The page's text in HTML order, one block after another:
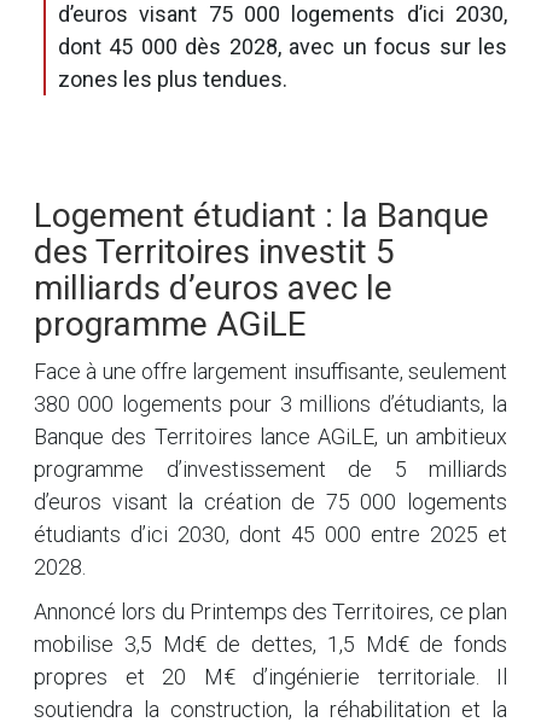
d’euros visant 75 000 logements d’ici 2030,
dont 45 000 dès 2028, avec un focus sur les
zones les plus tendues.
Logement étudiant : la Banque
des Territoires investit 5
milliards d’euros avec le
programme AGiLE
Face à une offre largement insuffisante, seulement
380 000 logements pour 3 millions d’étudiants, la
Banque des Territoires lance AGiLE, un ambitieux
programme d’investissement de 5 milliards
d’euros visant la création de 75 000 logements
étudiants d’ici 2030, dont 45 000 entre 2025 et
2028.
Annoncé lors du Printemps des Territoires, ce plan
mobilise 3,5 Md€ de dettes, 1,5 Md€ de fonds
propres et 20 M€ d’ingénierie territoriale. Il
soutiendra la construction, la réhabilitation et la